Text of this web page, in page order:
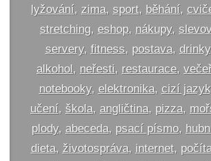
lyžování, zima, sport, běhání,
stretching, eshop, nákupy,
servery, fitness, postava, drinky
alkohol, neřesti, restaurace,
notebooky, elektronika, cizí
učení, škola, angličtina, pizza,
plody, abeceda, psací písmo,
dieta, životospráva, internet,